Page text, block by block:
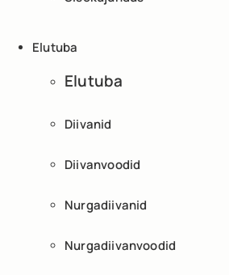
Elutuba
Elutuba
Diivanid
Diivanvoodid
Nurgadiivanid
Nurgadiivanvoodid